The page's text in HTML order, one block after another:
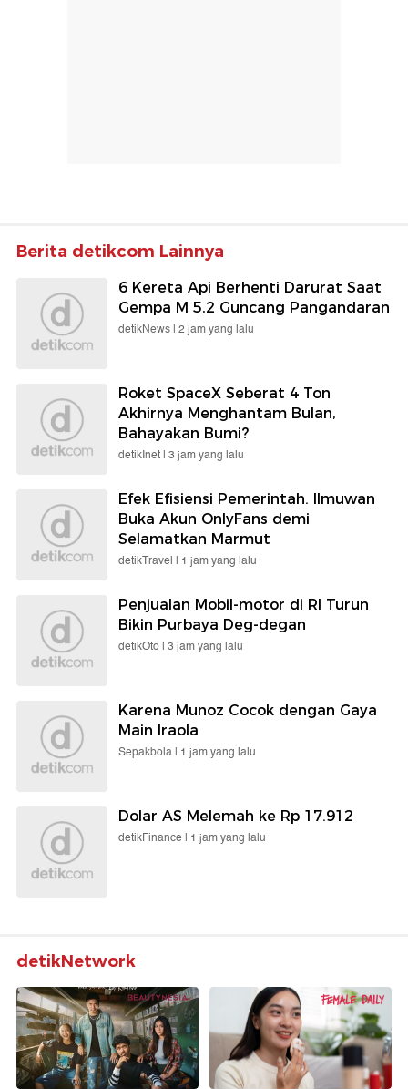
Berita detikcom Lainnya
6 Kereta Api Berhenti Darurat Saat
Gempa M 5,2 Guncang Pangandaran
detikNews | 2 jam yang lalu
Roket SpaceX Seberat 4 Ton
Akhirnya Menghantam Bulan,
Bahayakan Bumi?
detikInet | 3 jam yang lalu
Efek Efisiensi Pemerintah. Ilmuwan
Buka Akun OnlyFans demi
Selamatkan Marmut
detikTravel | 1 jam yang lalu
Penjualan Mobil-motor di RI Turun
Bikin Purbaya Deg-degan
detikOto | 3 jam yang lalu
Karena Munoz Cocok dengan Gaya
Main Iraola
Sepakbola | 1 jam yang lalu
Dolar AS Melemah ke Rp 17.912
detikFinance | 1 jam yang lalu
detikNetwork